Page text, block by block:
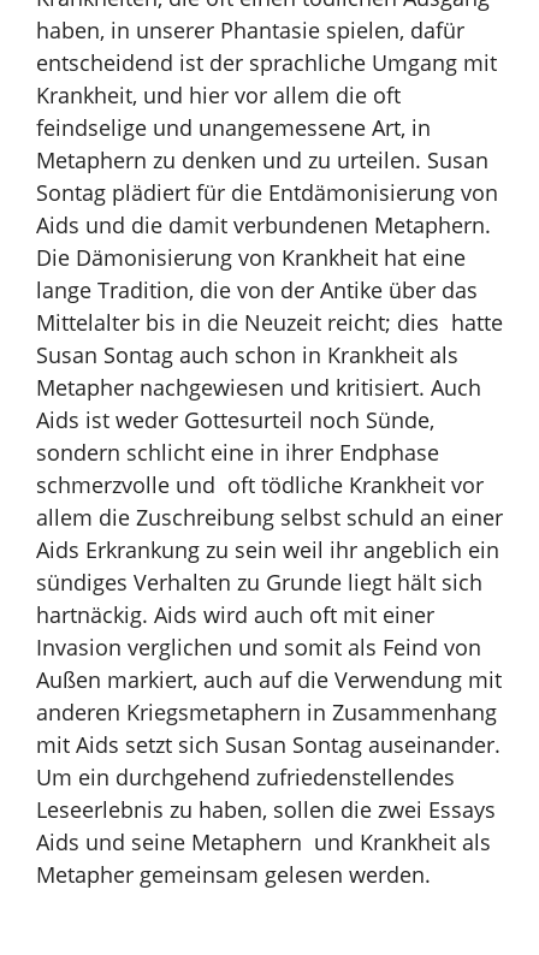
haben, in unserer Phantasie spielen, dafür
entscheidend ist der sprachliche Umgang mit
Krankheit, und hier vor allem die oft
feindselige und unangemessene Art, in
Metaphern zu denken und zu urteilen. Susan
Sontag plädiert für die Entdämonisierung von
Aids und die damit verbundenen Metaphern.
Die Dämonisierung von Krankheit hat eine
lange Tradition, die von der Antike über das
Mittelalter bis in die Neuzeit reicht; dies hatte
Susan Sontag auch schon in Krankheit als
Metapher nachgewiesen und kritisiert. Auch
Aids ist weder Gottesurteil noch Sünde,
sondern schlicht eine in ihrer Endphase
schmerzvolle und oft tödliche Krankheit vor
allem die Zuschreibung selbst schuld an einer
Aids Erkrankung zu sein weil ihr angeblich ein
sündiges Verhalten zu Grunde liegt hält sich
hartnäckig. Aids wird auch oft mit einer
Invasion verglichen und somit als Feind von
Außen markiert, auch auf die Verwendung mit
anderen Kriegsmetaphern in Zusammenhang
mit Aids setzt sich Susan Sontag auseinander.
Um ein durchgehend zufriedenstellendes
Leseerlebnis zu haben, sollen die zwei Essays
Aids und seine Metaphern und Krankheit als
Metapher gemeinsam gelesen werden.